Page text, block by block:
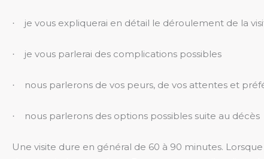
· je vous expliquerai en détail le déroulement de la
· je vous parlerai des complications possibles
· nous parlerons de vos peurs, de vos attentes et
· nous parlerons des options possibles suite au décès
Une visite dure en général de 60 à 90 minutes.